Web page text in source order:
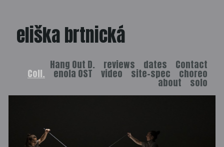
eliška brtnická
Contact
dates
reviews
Hang Out D.
choreo
site-spec
video
enola OST
Coll.
solo
about